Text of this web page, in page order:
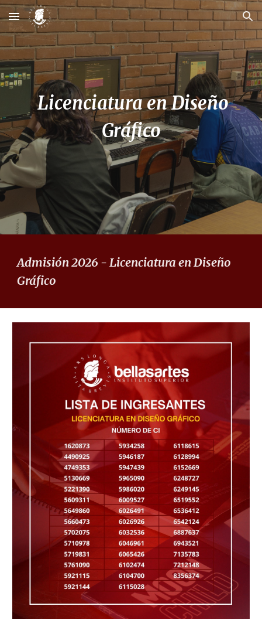
Skip to main content Skip to navigation
Licenciatura en Diseño
Gráfico
Admisión 2026 - Licenciatura enDiseño
Gráfico